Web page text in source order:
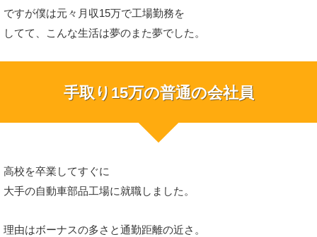
ですが僕は元々月収15万で工場勤務を
してて、こんな生活は夢のまた夢でした。
手取り15万の普通の会社員
高校を卒業してすぐに
大手の自動車部品工場に就職しました。
理由はボーナスの多さと通勤距離の近さ。